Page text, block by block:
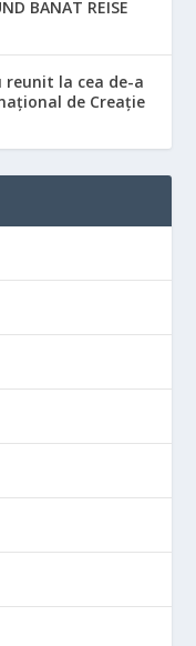
BANAT REISE
la cea de-a
de Creație